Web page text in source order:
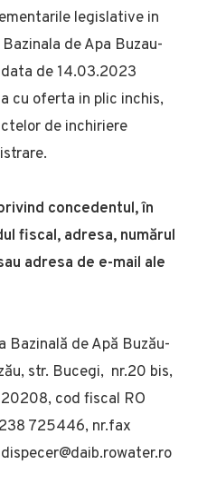
legislative in
de Apa Buzau-
de 14.03.2023
cu oferta in plic inchis,
de inchiriere
concedentul, în
fiscal, adresa, numărul
adresa de e-mail ale
Bazinală de Apă Buzău-
str. Bucegi, nr.20 bis,
cod fiscal RO
725446, nr.fax